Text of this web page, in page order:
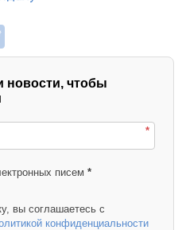
новости, чтобы
*
писем *
вы соглашаетесь с
конфиденциальности